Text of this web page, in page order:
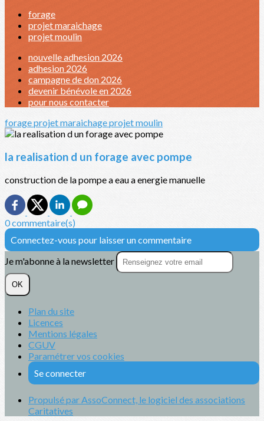
forage
projet maraichage
projet moulin
nouvelle adhesion 2026
adhesion 2026
campagne de don 2026
devenir bénévole en 2026
pour nous contacter
forageprojet maraichageprojet moulin
la realisation d un forage avec pompe
construction de la pompe a eau a energie manuelle
0 commentaire(s)
Connectez-vous pour laisser un commentaire
Je m'abonne à la newsletter
OK
Plan du site
Licences
Mentions légales
CGUV
Paramétrer vos cookies
Se connecter
Propulsé par AssoConnect, le logiciel des associations
Caritatives